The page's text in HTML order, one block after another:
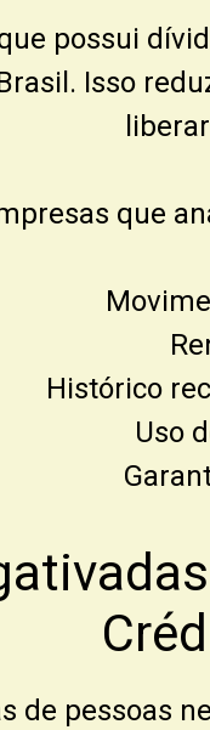
possui
. Isso
que
Histórico
Uso
de pessoas